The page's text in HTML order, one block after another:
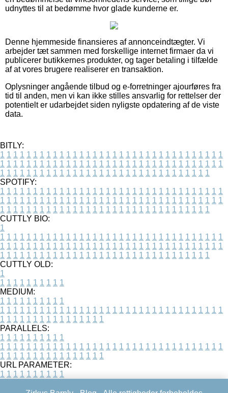
udnyttes til at bedømme hvor glade kunderne er.
Denne hjemmeside finansieres af annonceindtægter. Vi
arbejder tæt sammen med forskellige internet firmaer da vi
publicerer butikkernes produkter, og tager betaling i tilfælde
af at vores brugere realiserer en transaktion.
Oplysninger angående tilbud og e-forretninger ajourføres fra
tid til anden, men vi kan ikke stilles ansvarlig for rettelser der
potentielt er udarbejdet siden nyligste opdatering af de viste
data.
BITLY:
1 1 1 1 1 1 1 1 1 1 1 1 1 1 1 1 1 1 1 1 1 1 1 1 1 1 1 1 1 1 1 1 1 1
1 1 1 1 1 1 1 1 1 1 1 1 1 1 1 1 1 1 1 1 1 1 1 1 1 1 1 1 1 1 1 1 1 1
1 1 1 1 1 1 1 1 1 1 1 1 1 1 1 1 1 1 1 1 1 1 1 1 1 1 1 1 1 1 1 1
SPOTIFY:
1 1 1 1 1 1 1 1 1 1 1 1 1 1 1 1 1 1 1 1 1 1 1 1 1 1 1 1 1 1 1 1 1 1
1 1 1 1 1 1 1 1 1 1 1 1 1 1 1 1 1 1 1 1 1 1 1 1 1 1 1 1 1 1 1 1 1 1
1 1 1 1 1 1 1 1 1 1 1 1 1 1 1 1 1 1 1 1 1 1 1 1 1 1 1 1 1 1 1 1
CUTTLY BIO:
1
1 1 1 1 1 1 1 1 1 1 1 1 1 1 1 1 1 1 1 1 1 1 1 1 1 1 1 1 1 1 1 1 1 1
1 1 1 1 1 1 1 1 1 1 1 1 1 1 1 1 1 1 1 1 1 1 1 1 1 1 1 1 1 1 1 1 1 1
1 1 1 1 1 1 1 1 1 1 1 1 1 1 1 1 1 1 1 1 1 1 1 1 1 1 1 1 1 1 1 1
CUTTLY OLD:
1
1 1 1 1 1 1 1 1 1 1
MEDIUM:
1 1 1 1 1 1 1 1 1 1
1 1 1 1 1 1 1 1 1 1 1 1 1 1 1 1 1 1 1 1 1 1 1 1 1 1 1 1 1 1 1 1 1 1
1 1 1 1 1 1 1 1 1 1 1 1 1 1 1 1
PARALLELS:
1 1 1 1 1 1 1 1 1 1
1 1 1 1 1 1 1 1 1 1 1 1 1 1 1 1 1 1 1 1 1 1 1 1 1 1 1 1 1 1 1 1 1 1
1 1 1 1 1 1 1 1 1 1 1 1 1 1 1 1
URL PARAMETER:
1 1 1 1 1 1 1 1 1 1